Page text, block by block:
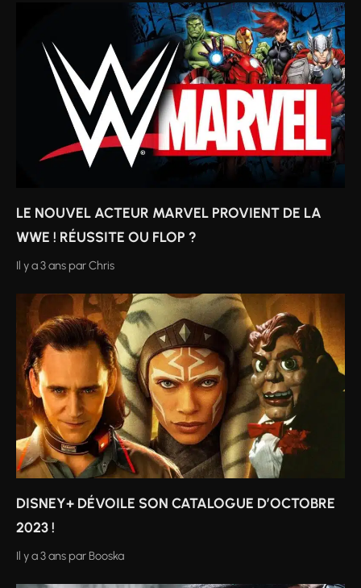
LE NOUVEL ACTEUR MARVEL PROVIENT DE LA
WWE ! RÉUSSITE OU FLOP ?
Il y a 3 ans parChris
DISNEY+ DÉVOILE SON CATALOGUE D’OCTOBRE
2023 !
Il y a 3 ans par Booska